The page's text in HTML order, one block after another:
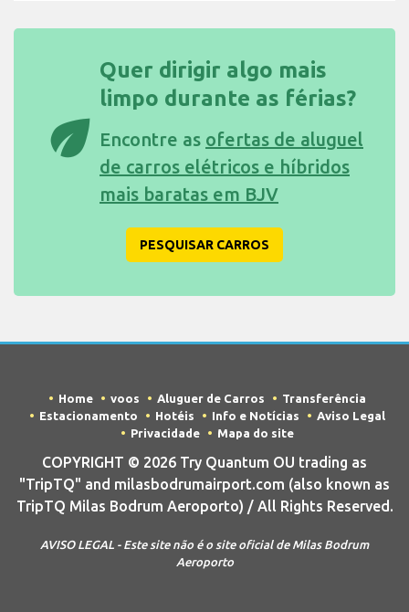
eco
Quer dirigir algo mais
limpo durante as férias?
Encontre as ofertas de aluguel
de carros elétricos e híbridos
mais baratas em BJV
PESQUISAR CARROS
Home voos Aluguer de Carros
Transferência
Estacionamento
Hotéis Info e Notícias
Aviso Legal
Privacidade
Mapa do site
COPYRIGHT © 2026 Try Quantum OU trading as
"TripTQ" and milasbodrumairport.com (also known as
TripTQ Milas Bodrum Aeroporto) / All Rights Reserved.
AVISO LEGAL - Este site não é o site oficial de Milas Bodrum
Aeroporto